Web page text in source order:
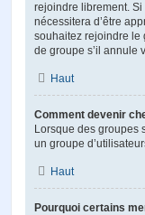
rejoindre librement.
nécessitera d’être
souhaitez rejoindre le
de groupe s’il annule
Haut
Comment devenir
Lorsque des groupes
un groupe
Haut
Pourquoi certains